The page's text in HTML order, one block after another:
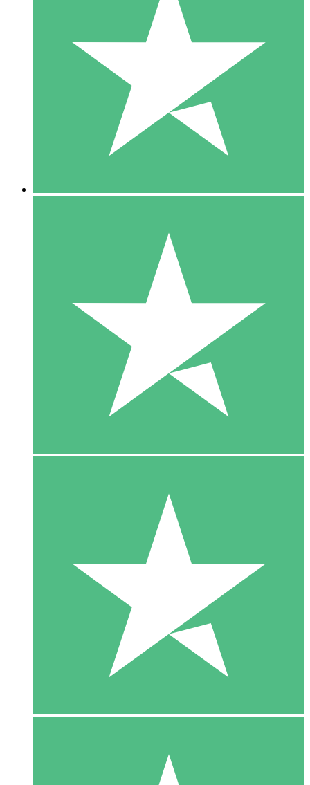
Individuele Creditpakketten
Betaal per gebruik met downloadtegoeden. Geen maandelijkse
1000
10 Downloaden
20 00